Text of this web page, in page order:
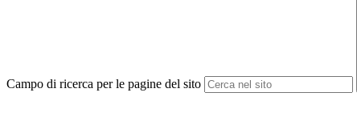
Campo di ricerca per le pagine del sito